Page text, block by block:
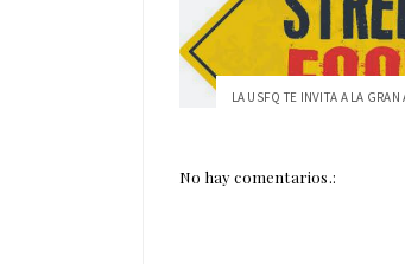
LA USFQ TE INVITA A LA GRAN
No hay comentarios.: